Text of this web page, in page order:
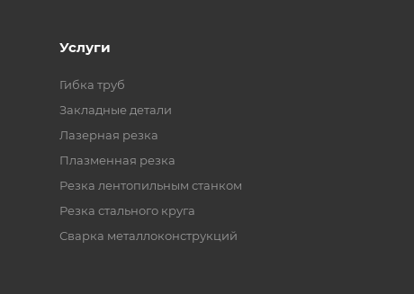
Услуги
Гибка труб
Закладные детали
Лазерная резка
Плазменная резка
Резка лентопильным станком
Резка стального круга
Сварка металлоконструкций